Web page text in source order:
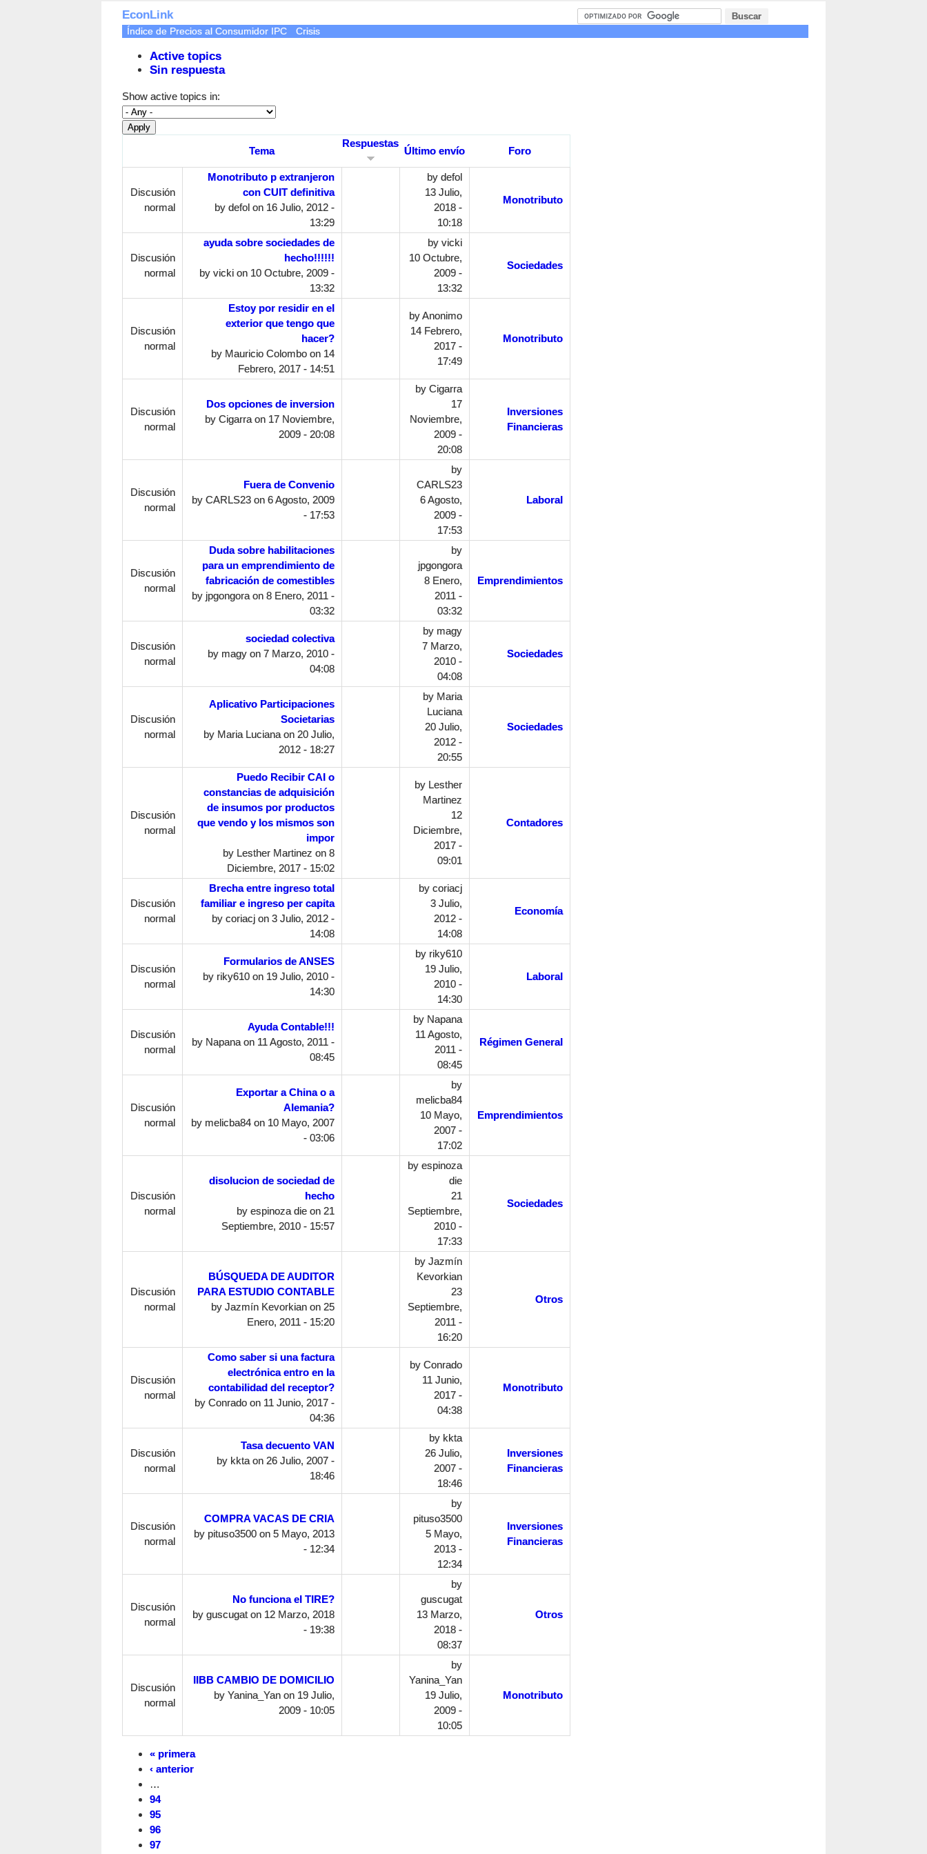
EconLink
Active topics
Sin respuesta
Índice de Precios al Consumidor IPC Crisis
Show active topics in:
Tema
Respuestas
Último envío Foro
Discusión
normal
Monotributo p extranjeron
con CUIT definitiva
by defolon 16 Julio, 2012 -
13:29
by defol
13 Julio,
2018 -
10:18
Monotributo
Discusión
normal
ayuda sobre sociedades de
hecho!!!!!!
by vickion 10 Octubre, 2009 -
13:32
by vicki
10 Octubre,
2009 -
13:32
Sociedades
Discusión
normal
Estoy por residir en el
exterior que tengo que
hacer?
by Mauricio Colomboon 14
Febrero, 2017 - 14:51
byAnonimo
14 Febrero,
2017 -
17:49
Monotributo
Discusión
normal
Dos opciones de inversion
by Cigarraon 17 Noviembre,
2009 - 20:08
by Cigarra
17
Noviembre,
2009 -
20:08
Inversiones
Financieras
Discusión
normal
Fuera de Convenio
by CARLS23on 6 Agosto, 2009
- 17:53
by
CARLS23
6 Agosto,
2009 -
17:53
Laboral
Discusión
normal
Duda sobre habilitaciones
para un emprendimiento de
fabricación de comestibles
by jpgongoraon 8 Enero, 2011 -
03:32
by
jpgongora
8 Enero,
2011 -
03:32
Emprendimientos
Discusión
normal
sociedad colectiva
by magyon 7 Marzo, 2010 -
04:08
by magy
7 Marzo,
2010 -
04:08
Sociedades
Discusión
normal
Aplicativo Participaciones
Societarias
by Maria Lucianaon 20 Julio,
2012 - 18:27
by Maria
Luciana
20 Julio,
2012 -
20:55
Sociedades
Discusión
normal
Puedo Recibir CAI o
constancias de adquisición
de insumos por productos
que vendo y los mismos son
impor
by Lesther Martinez on 8
Diciembre, 2017 - 15:02
by Lesther
Martinez
12
Diciembre,
2017 -
09:01
Contadores
Discusión
normal
Brecha entre ingreso total
familiar e ingreso per capita
by coriacjon 3 Julio, 2012 -
14:08
by coriacj
3 Julio,
2012 -
14:08
Economía
Discusión
normal
Formularios de ANSES
by riky610on 19 Julio, 2010 -
14:30
by riky610
19 Julio,
2010 -
14:30
Laboral
Discusión
normal
Ayuda Contable!!!
by Napanaon 11 Agosto, 2011 -
08:45
by Napana
11 Agosto,
2011 -
08:45
Régimen General
Discusión
normal
Exportar a China o a
Alemania?
by melicba84on 10 Mayo, 2007
- 03:06
by
melicba84
10 Mayo,
2007 -
17:02
Emprendimientos
Discusión
normal
disolucion de sociedad de
hecho
by espinoza dieon 21
Septiembre, 2010 - 15:57
by espinoza
die
21
Septiembre,
2010 -
17:33
Sociedades
Discusión
normal
BÚSQUEDA DE AUDITOR
PARA ESTUDIO CONTABLE
by Jazmín Kevorkianon 25
Enero, 2011 - 15:20
by Jazmín
Kevorkian
23
Septiembre,
2011 -
16:20
Otros
Discusión
normal
Como saber si una factura
electrónica entro en la
contabilidad del receptor?
by Conradoon 11 Junio, 2017 -
04:36
by Conrado
11 Junio,
2017 -
04:38
Monotributo
Discusión
normal
Tasa decuento VAN
by kktaon 26 Julio, 2007 -
18:46
by kkta
26 Julio,
2007 -
18:46
Inversiones
Financieras
Discusión
normal
COMPRA VACAS DE CRIA
by pituso3500on 5 Mayo, 2013
- 12:34
by
pituso3500
5 Mayo,
2013 -
12:34
Inversiones
Financieras
Discusión
normal
No funciona el TIRE?
by guscugaton 12 Marzo, 2018
- 19:38
by
guscugat
13 Marzo,
2018 -
08:37
Otros
Discusión
normal
IIBB CAMBIO DE DOMICILIO
by Yanina_Yanon 19 Julio,
2009 - 10:05
by
Yanina_Yan
19 Julio,
2009 -
10:05
Monotributo
« primera
‹ anterior
…
94
95
96
97